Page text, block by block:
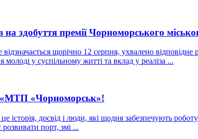
здобуття премії Чорноморського
щорічно 12 серпня, ухвалено
молоді у суспільному житті та вклад у реаліза ...
«Чорноморськ»!
досвід і люди, які щодня забезпечують
порт, змі ...